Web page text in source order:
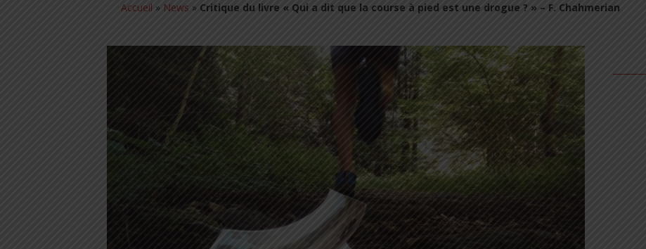
Accueil » News » Critique du livre « Qui a dit que la course à pied est une drogue ? » – F. Chahmerian